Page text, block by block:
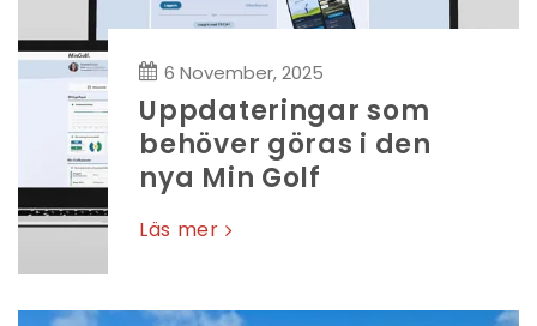
6 November, 2025
Uppdateringar som
behöver göras i den
nya Min Golf
Läs mer